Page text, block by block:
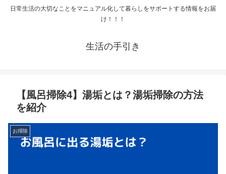
日常生活の大切なことをマニュアル化して暮らしをサポートする情報をお届
け！！！
生活の手引き
【風呂掃除4】湯垢とは？湯垢掃除の方法
を紹介
お掃除